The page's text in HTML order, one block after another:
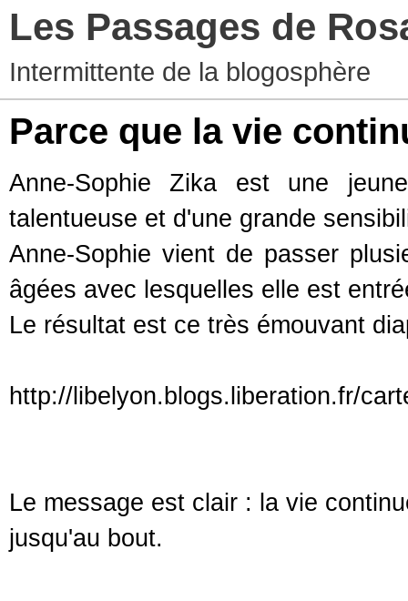
Les Passages de
Intermittente de la blogosphère
Parce que la vie
Anne-Sophie Zika est une
talentueuse et d'une grande
Anne-Sophie vient de passer
âgées avec lesquelles elle est
Le résultat est ce très émouvant
http://libelyon.blogs.liberation.fr/
Le message est clair : la vie
jusqu'au bout.